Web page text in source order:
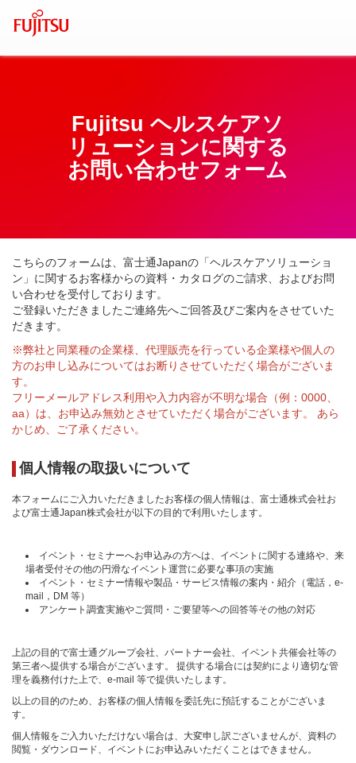
Fujitsu ヘルスケアソ
リューションに関する
お問い合わせフォーム
こちらのフォームは、富士通Japanの「ヘルスケアソリューショ
ン」に関するお客様からの資料・カタログのご請求、およびお問
い合わせを受付しております。
ご登録いただきましたご連絡先へご回答及びご案内をさせていた
だきます。
※弊社と同業種の企業様、代理販売を行っている企業様や個人の
方のお申し込みについてはお断りさせていただく場合がございま
す。
フリーメールアドレス利用や入力内容が不明な場合（例：0000、
aa）は、お申込み無効とさせていただく場合がございます。 あら
かじめ、ご了承ください。
個人情報の取扱いについて
本フォームにご入力いただきましたお客様の個人情報は、富士通株式会社お
よび富士通Japan株式会社が以下の目的で利用いたします。
イベント・セミナーへお申込みの方へは、イベントに関する連絡や、来
場者受付その他の円滑なイベント運営に必要な事項の実施
イベント・セミナー情報や製品・サービス情報の案内・紹介（電話，e-
mail，DM 等）
アンケート調査実施やご質問・ご要望等への回答等その他の対応
上記の目的で富士通グループ会社、パートナー会社、イベント共催会社等の
第三者へ提供する場合がございます。 提供する場合には契約により適切な管
理を義務付けた上で、e-mail 等で提供いたします。
以上の目的のため、お客様の個人情報を委託先に預託することがございま
す。
個人情報をご入力いただけない場合は、大変申し訳ございませんが、資料の
閲覧・ダウンロード、イベントにお申込みいただくことはできません。